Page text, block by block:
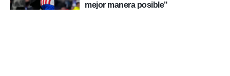
mejor manera posible"